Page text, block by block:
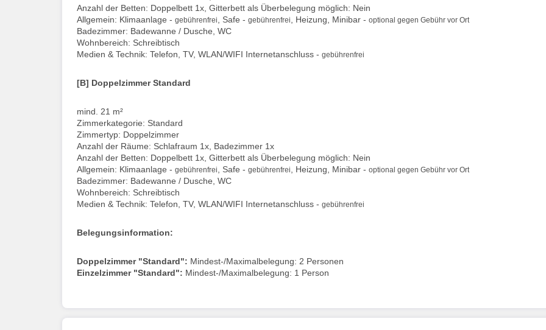
Anzahl der Betten: Doppelbett 1x, Gitterbett als Überbelegung möglich: Nein
Allgemein: Klimaanlage - gebührenfrei , Safe - gebührenfrei , Heizung, Minibar - optional gegen Gebühr vor Ort
Badezimmer: Badewanne / Dusche, WC
Wohnbereich: Schreibtisch
Medien & Technik: Telefon, TV, WLAN/WIFI Internetanschluss - gebührenfrei
[B] Doppelzimmer Standard
mind. 21 m²
Zimmerkategorie: Standard
Zimmertyp: Doppelzimmer
Anzahl der Räume: Schlafraum 1x, Badezimmer 1x
Anzahl der Betten: Doppelbett 1x, Gitterbett als Überbelegung möglich: Nein
Allgemein: Klimaanlage - gebührenfrei , Safe - gebührenfrei , Heizung, Minibar - optional gegen Gebühr vor Ort
Badezimmer: Badewanne / Dusche, WC
Wohnbereich: Schreibtisch
Medien & Technik: Telefon, TV, WLAN/WIFI Internetanschluss - gebührenfrei
Belegungsinformation:
Doppelzimmer "Standard": Mindest-/Maximalbelegung: 2 Personen
Einzelzimmer "Standard": Mindest-/Maximalbelegung: 1 Person